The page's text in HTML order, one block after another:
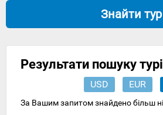
Знайти тур
Результати пошуку
USD EUR
За Вашим запитом знайдено більш